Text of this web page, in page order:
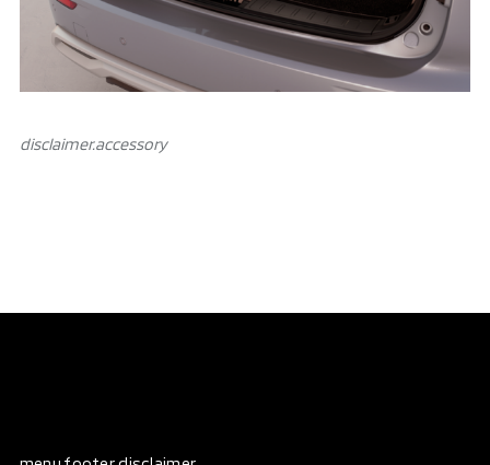
disclaimer.аccessory